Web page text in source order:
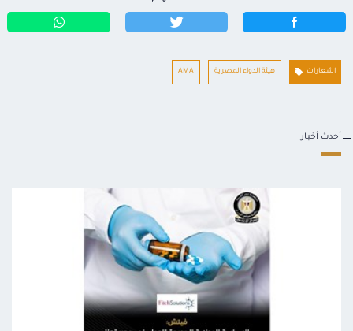
اشعارات هيئة الدواء المصرية AMA
أحدث أخبار